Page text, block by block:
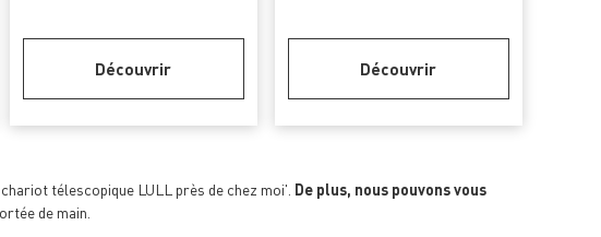
Découvrir Découvrir
télescopique LULL près de chez moi'. De plus, nous pouvons vous
de main.